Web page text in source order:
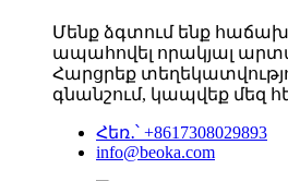
Մենք ձգտում ենք
ապահովել որակյալ
Հարցրեք
գնանշում, կապվեք մեզ
Հեռ․՝ +8617308029893
info@beoka.com